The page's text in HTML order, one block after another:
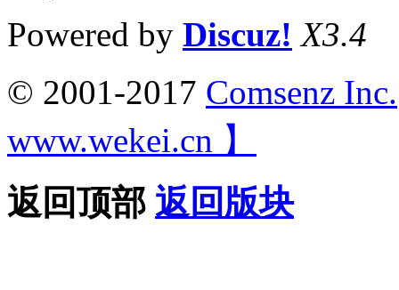
Powered by Discuz! X3.4
© 2001-2017 Comsenz Inc.
www.wekei.cn 】
返回顶部 返回版块